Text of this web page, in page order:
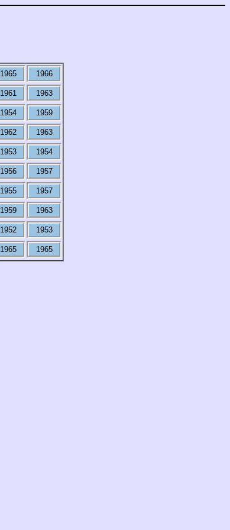
1965 1966
1961 1963
1954 1959
1962 1963
1953 1954
1956 1957
1955 1957
1959 1963
1952 1953
1965 1965